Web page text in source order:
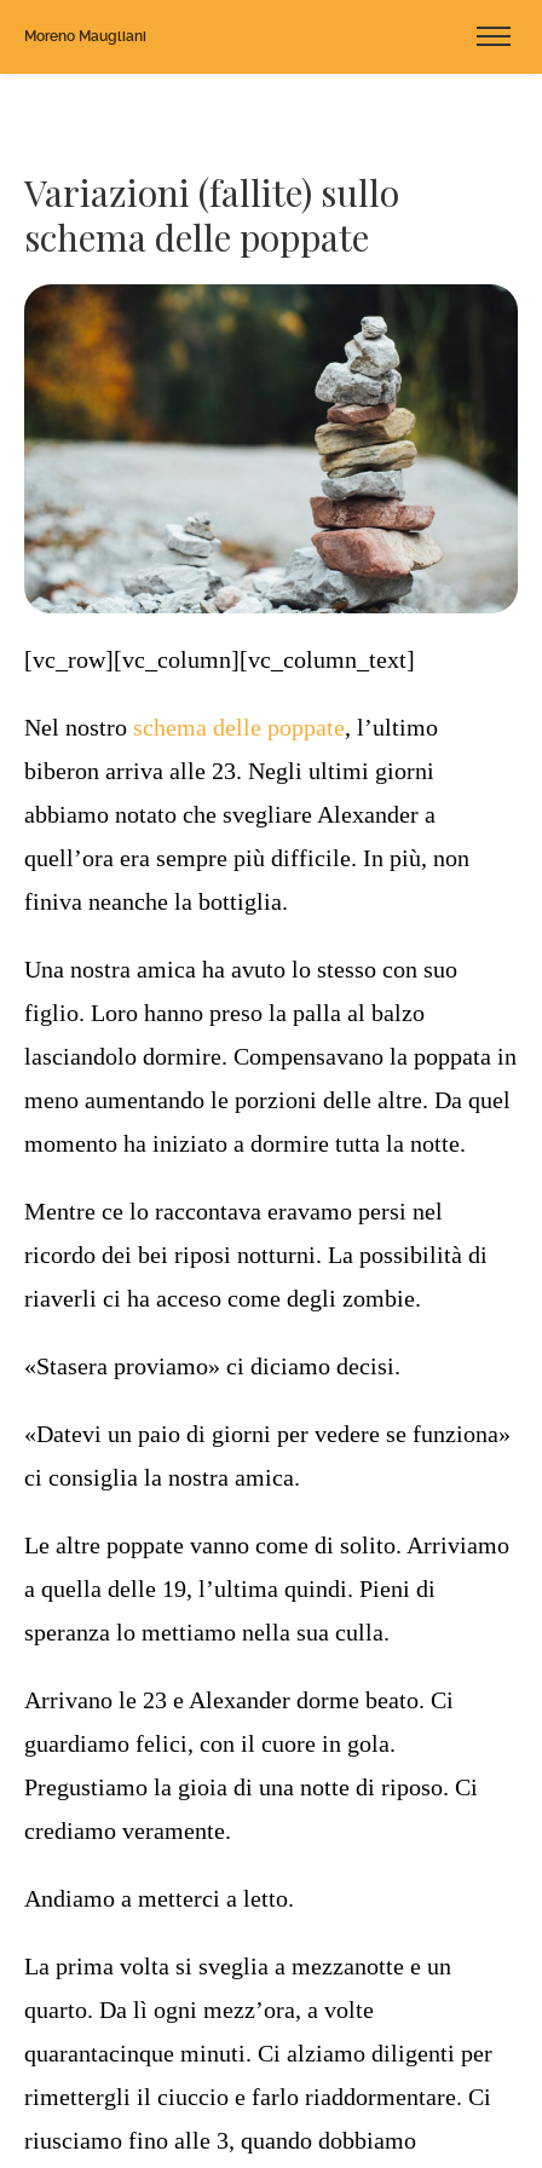
Moreno Maugliani
Variazioni (fallite) sullo
schema delle poppate
[vc_row][vc_column][vc_column_text]
Nel nostro schema delle poppate, l’ultimo
biberon arriva alle 23. Negli ultimi giorni
abbiamo notato che svegliare Alexander a
quell’ora era sempre più difficile. In più, non
finiva neanche la bottiglia.
Una nostra amica ha avuto lo stesso con suo
figlio. Loro hanno preso la palla al balzo
lasciandolo dormire. Compensavano la poppata in
meno aumentando le porzioni delle altre. Da quel
momento ha iniziato a dormire tutta la notte.
Mentre ce lo raccontava eravamo persi nel
ricordo dei bei riposi notturni. La possibilità di
riaverli ci ha acceso come degli zombie.
«Stasera proviamo» ci diciamo decisi.
«Datevi un paio di giorni per vedere se funziona»
ci consiglia la nostra amica.
Le altre poppate vanno come di solito. Arriviamo
a quella delle 19, l’ultima quindi. Pieni di
speranza lo mettiamo nella sua culla.
Arrivano le 23 e Alexander dorme beato. Ci
guardiamo felici, con il cuore in gola.
Pregustiamo la gioia di una notte di riposo. Ci
crediamo veramente.
Andiamo a metterci a letto.
La prima volta si sveglia a mezzanotte e un
quarto. Da lì ogni mezz’ora, a volte
quarantacinque minuti. Ci alziamo diligenti per
rimettergli il ciuccio e farlo riaddormentare. Ci
riusciamo fino alle 3, quando dobbiamo